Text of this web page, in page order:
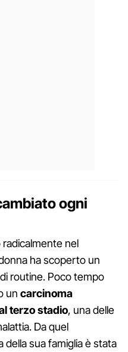
ogni
nel
ha scoperto un
routine. Poco tempo
un carcinoma
terzo stadio, una delle
Da quel
della sua famiglia è stata